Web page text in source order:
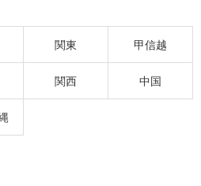
関東 甲信越
関西 中国